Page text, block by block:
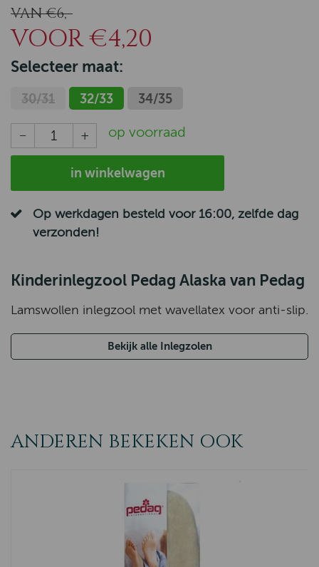
VAN €6,-
VOOR €4,20
Selecteer maat:
30/31 32/33 34/35
op voorraad
in winkelwagen
Op werkdagen besteld voor 16:00, zelfde dag
verzonden!
Kinderinlegzool Pedag Alaska van Pedag
Lamswollen inlegzool met wavellatex voor anti-slip.
Bekijk alle Inlegzolen
ANDEREN BEKEKEN OOK